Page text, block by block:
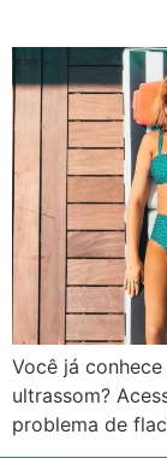
Você já
ultrassom?
problema de